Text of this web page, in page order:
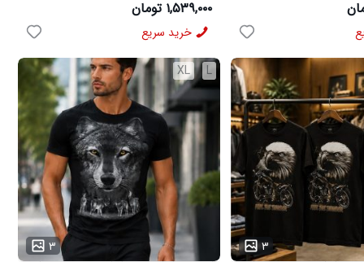
۱,۵۳۹,۰۰۰ تومان
خرید سریع
۳
L
XL
۳